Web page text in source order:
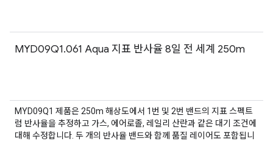
MYD09Q1.061 Aqua 지표 반사율 8일 전 세계 250m
MYD09Q1 제품은 250m 해상도에서 1번 및 2번 밴드의 지표 스펙트
럼 반사율을 추정하고 가스, 에어로졸, 레일리 산란과 같은 대기 조건에
대해 수정합니다. 두 개의 반사율 밴드와 함께 품질 레이어도 포함됩니